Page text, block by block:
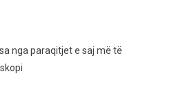
nga paraqitjet e saj më të